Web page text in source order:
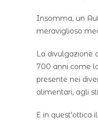
Insomma, un
meraviglioso
La divulgazione
700 anni come
presente nei
alimentari, agli
E in